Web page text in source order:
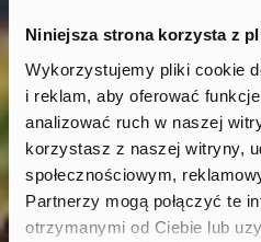
Niniejsza strona korzysta z
Wykorzystujemy pliki cookie
i reklam, aby oferować
analizować ruch w naszej
korzystasz z naszej witryny,
społecznościowym,
Partnerzy mogą połączyć te
otrzymanymi od Ciebie lub